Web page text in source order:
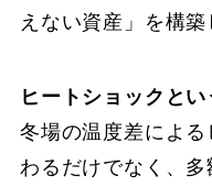
えない資産」を構築
ヒートショックと
冬場の温度差によ
わるだけでなく、